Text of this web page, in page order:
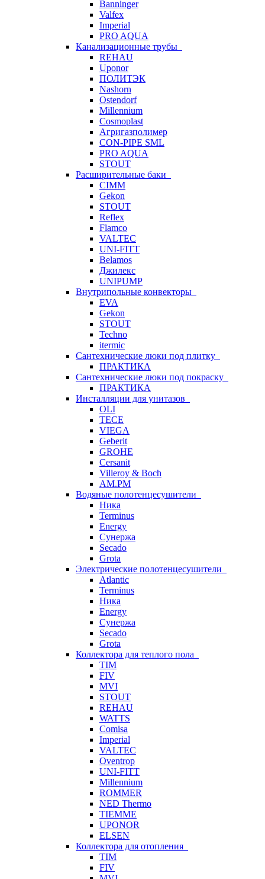
Banninger
Valfex
Imperial
PRO AQUA
Канализационные трубы
REHAU
Uponor
ПОЛИТЭК
Nashorn
Ostendorf
Millennium
Cosmoplast
Агригазполимер
CON-PIPE SML
PRO AQUA
STOUT
Расширительные баки
CIMM
Gekon
STOUT
Reflex
Flamco
VALTEC
UNI-FITT
Belamos
Джилекс
UNIPUMP
Внутрипольные конвекторы
EVA
Gekon
STOUT
Techno
itermic
Сантехнические люки под плитку
ПРАКТИКА
Сантехнические люки под покраску
ПРАКТИКА
Инсталляции для унитазов
OLI
TECE
VIEGA
Geberit
GROHE
Cersanit
Villeroy & Boch
AM.PM
Водяные полотенцесушители
Ника
Terminus
Energy
Сунержа
Secado
Grota
Электрические полотенцесушители
Atlantic
Terminus
Ника
Energy
Сунержа
Secado
Grota
Коллектора для теплого пола
TIM
FIV
MVI
STOUT
REHAU
WATTS
Comisa
Imperial
VALTEC
Oventrop
UNI-FITT
Millennium
ROMMER
NED Thermo
TIEMME
UPONOR
ELSEN
Коллектора для отопления
TIM
FIV